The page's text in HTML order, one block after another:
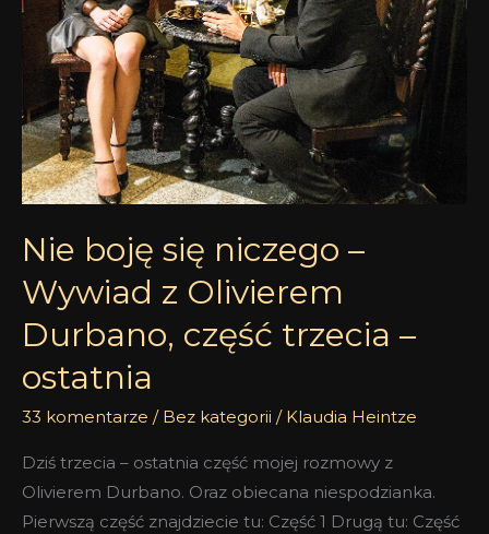
Nie boję się niczego –
Wywiad z Olivierem
Durbano, część trzecia –
ostatnia
33 komentarze / Bez kategorii / Klaudia Heintze
Dziś trzecia – ostatnia część mojej rozmowy z
Olivierem Durbano. Oraz obiecana niespodzianka.
Pierwszą część znajdziecie tu: Część 1 Drugą tu: Część
Olivierem
Durbano,
część
trzecia
–
ostatnia